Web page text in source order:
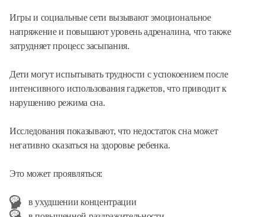
Игры и социальные сети вызывают эмоциональное
напряжение и повышают уровень адреналина, что также
затрудняет процесс засыпания.
Дети могут испытывать трудности с успокоением после
интенсивного использования гаджетов, что приводит к
нарушению режима сна.
Исследования показывают, что недостаток сна может
негативно сказаться на здоровье ребенка.
Это может проявляться:
в ухудшении концентрации